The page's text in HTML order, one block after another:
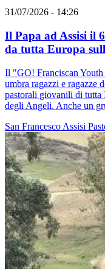
31/07/2026 - 14:26
Il Papa ad Assisi il
da tutta Europa
Il "GO! Franciscan
umbra ragazzi e ragazze
pastorali giovanili di tutta
degli Angeli. Anche un
San Francesco Assisi